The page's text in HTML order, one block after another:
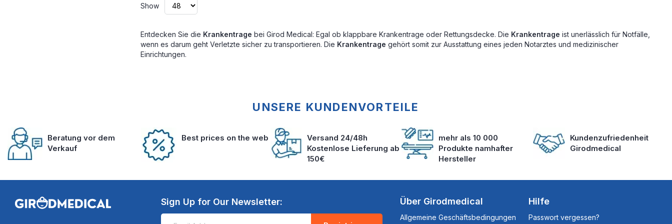
Show
Entdecken Sie die Krankentrage bei Girod Medical: Egal ob klappbare Krankentrage oder Rettungsdecke. Die Krankentrage ist unerlässlich für Notfälle,
wenn es darum geht Verletzte sicher zu transportieren. Die Krankentrage gehört somit zur Ausstattung eines jeden Notarztes und medizinischer
Einrichtungen.
UNSERE KUNDENVORTEILE
Beratung vor dem
Verkauf
Best prices on the web
Versand 24/48h
Kostenlose Lieferung ab
150€
mehr als 10 000
Produkte namhafter
Hersteller
Kundenzufriedenheit
Girodmedical
Sign Up for Our Newsletter: Über Girodmedical
Allgemeine Geschäftsbedingungen
Hilfe
Passwort vergessen?